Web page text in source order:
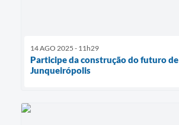
14 AGO 2025 - 11h29
Participe da construção do futuro de
Junqueirópolis